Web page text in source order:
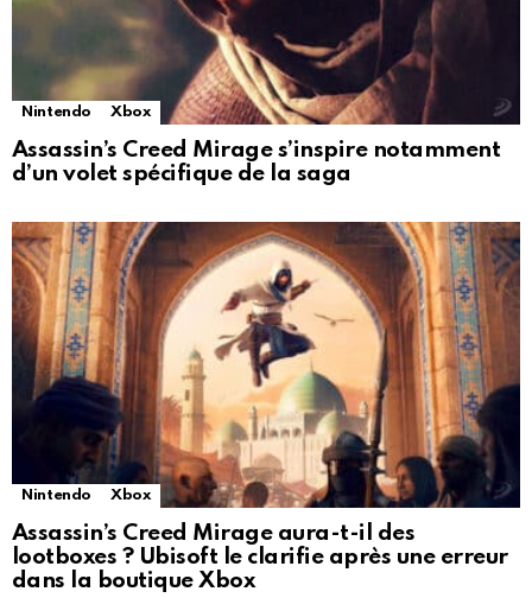
Nintendo Xbox
Assassin’s Creed Mirage s’inspire notamment
d’un volet spécifique de la saga
Nintendo Xbox
Assassin’s Creed Mirage aura-t-il des
lootboxes ? Ubisoft le clarifie après une erreur
dans la boutique Xbox